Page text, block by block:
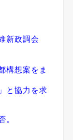
新政調会
構想案をま
と協力を求
。